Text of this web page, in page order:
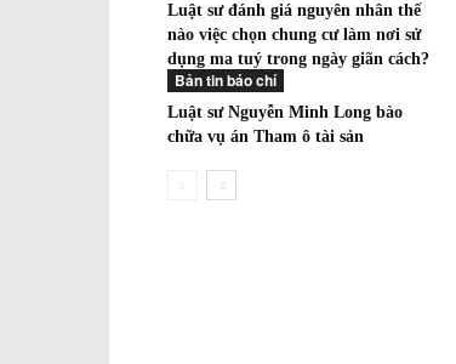
Luật sư đánh giá nguyên nhân thế
nào việc chọn chung cư làm nơi sử
dụng ma tuý trong ngày giãn cách?
Bản tin báo chí
Luật sư Nguyễn Minh Long bào
chữa vụ án Tham ô tài sản